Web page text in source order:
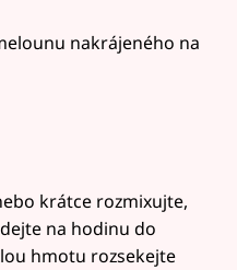
nakrájeného na
krátce rozmixujte,
na hodinu do
hmotu rozsekejte